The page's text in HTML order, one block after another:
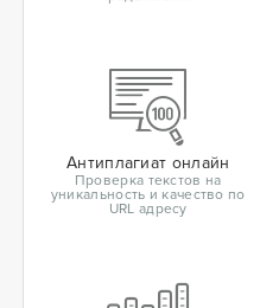
Антиплагиат онлайн
Проверка текстов на
уникальность и качество по
URL адресу